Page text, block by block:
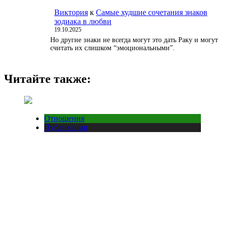
Виктория к Самые худшие сочетания знаков
зодиака в любви
19.10.2025
Но другие знаки не всегда могут это дать Раку и могут
считать их слишком “эмоциональными”.
Читайте также:
Отношения
Публикации